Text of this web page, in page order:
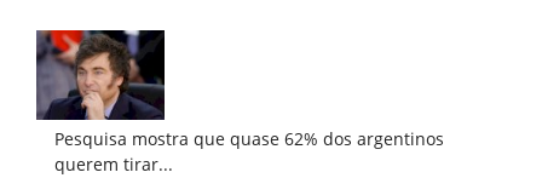
Pesquisa mostra que quase 62% dos argentinos
querem tirar...